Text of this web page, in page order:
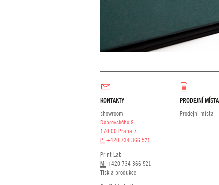
KONTAKTY
showroom
Dobrovského 8
170 00 Praha 7
P: +420 734 366 521
Print Lab
M: +420 734 366 521
Tisk a produkce
PRODEJNÍ MÍSTA
Prodejní místa